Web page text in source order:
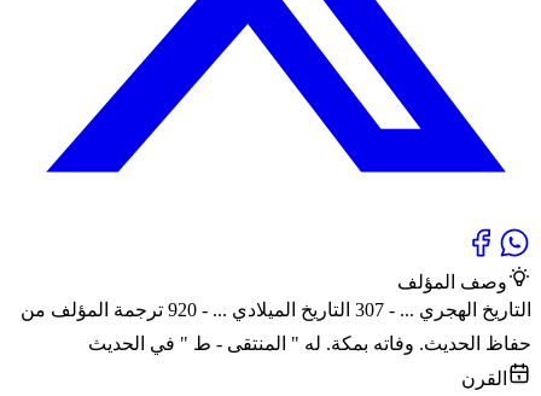
وصف المؤلف
التاريخ الهجري ... - 307 التاريخ الميلادي ... - 920 ترجمة المؤلف من
حفاظ الحديث. وفاته بمكة. له " المنتقى - ط " في الحديث
القرن